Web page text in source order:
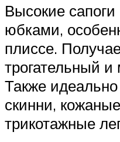
Высокие
юбками,
плиссе.
трогательный
Также
скинни,
трикотажные